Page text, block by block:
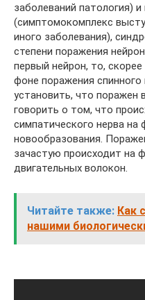
заболеваний патология)
(симптомокомплекс
иного заболевания),
степени поражения
первый нейрон, то,
фоне поражения спинного
установить, что поражен
говорить о том, что
симпатического нерва на
новообразования.
зачастую происходит на
двигательных волокон.
Читайте также: Как
нашими